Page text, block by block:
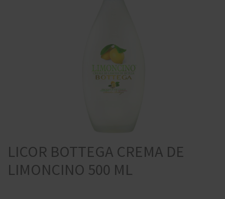
LICOR BOTTEGA CREMA DE
LIMONCINO 500 ML